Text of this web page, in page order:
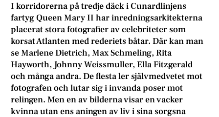
I korridorerna på tredje däck i Cunardlinjens
fartyg Queen Mary II har inredningsarkitekterna
placerat stora fotografier av celebriteter som
korsat Atlanten med rederiets båtar. Där kan man
se Marlene Dietrich, Max Schmeling, Rita
Hayworth, Johnny Weissmuller, Ella Fitzgerald
och många andra. De flesta ler självmedvetet mot
fotografen och lutar sig i invanda poser mot
relingen. Men en av bilderna visar en vacker
kvinna utan ens aningen av liv i sina sorgsna